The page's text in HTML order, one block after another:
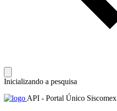
Inicializando a pesquisa
API - Portal Único Siscomex